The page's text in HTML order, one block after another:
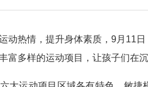
热情，提升身体素质，9月11日
富多样的运动项目，让孩子们在